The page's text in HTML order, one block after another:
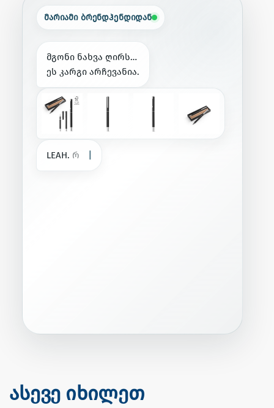
მარიამი ბრენდჰენდიდან
მგონი ნახვა ღირს…
ეს კარგი არჩევანია.
LEAH. რ
ასევე იხილეთ